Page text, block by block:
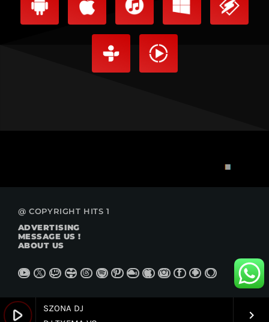
play_arrow
SZONA DJ
keyboard_arrow_right
@ COPYRIGHT HITS 1
ADVERTISING
MESSAGE US !
ABOUT US